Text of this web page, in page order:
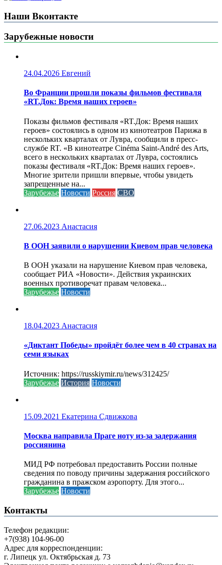
Наши Вконтакте
Зарубежные новости
24.04.2026 Евгений
Во Франции прошли показы фильмов фестиваля
«RT.Док: Время наших героев»
Показы фильмов фестиваля «RT.Док: Время наших
героев» состоялись в одном из кинотеатров Парижа в
нескольких кварталах от Лувра, сообщили в пресс-
службе RT. «В кинотеатре Cinéma Saint-André des Arts,
всего в нескольких кварталах от Лувра, состоялись
показы фестиваля «RT.Док: Время наших героев».
Многие зрители пришли впервые, чтобы увидеть
запрещенные на...
Зарубежье Новости Россия СВО
27.06.2023 Анастасия
В ООН заявили о нарушении Киевом прав человека
В ООН указали на нарушение Киевом прав человека,
сообщает РИА «Новости». Действия украинских
военных противоречат правам человека...
Зарубежье Новости
18.04.2023 Анастасия
«Диктант Победы» пройдёт более чем в 40 странах на
семи языках
Источник: https://russkiymir.ru/news/312425/
Зарубежье История Новости
15.09.2021 Екатерина Сдвижкова
Москва направила Праге ноту из-за задержания
россиянина
МИД РФ потребовал предоставить России полные
сведения по поводу причины задержания российского
гражданина в пражском аэропорту. Для этого...
Зарубежье Новости
Контакты
Телефон редакции:
+7(938) 104-96-00
Адрес для корреспонденции:
г. Липецк ул. Октябрьская д. 73